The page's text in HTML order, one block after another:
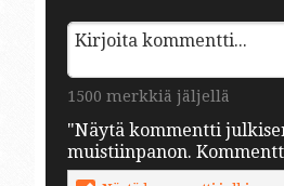
1500 merkkiä jäljellä
"Näytä kommentti
muistiinpanon.